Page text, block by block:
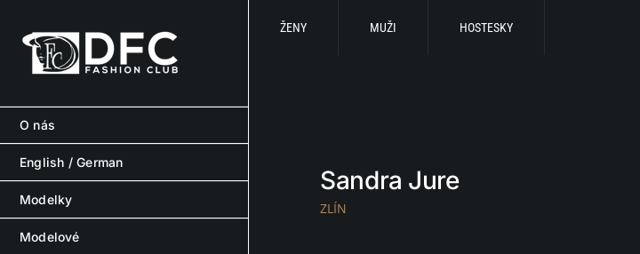
ŽENY MUŽI HOSTESKY
content
O nás
English / German
Modelky
Modelové
Sandra Jure
ZLÍN